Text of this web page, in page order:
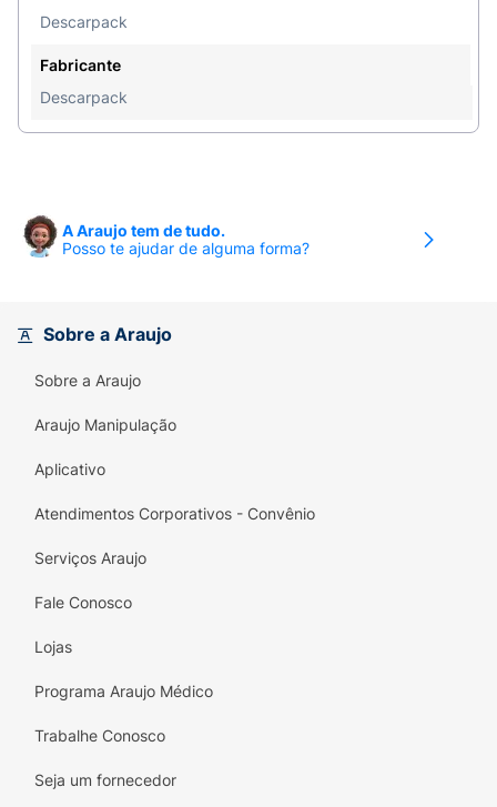
Descarpack
Fabricante
Descarpack
A Araujo tem de tudo.
Posso te ajudar de alguma forma?
Sobre a Araujo
Sobre a Araujo
Araujo Manipulação
Aplicativo
Atendimentos Corporativos - Convênio
Serviços Araujo
Fale Conosco
Lojas
Programa Araujo Médico
Trabalhe Conosco
Seja um fornecedor